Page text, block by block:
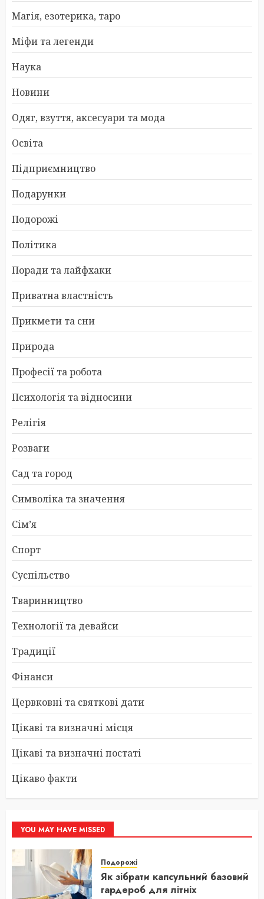
Магія, езотерика, таро
Міфи та легенди
Наука
Новини
Одяг, взуття, аксесуари та мода
Освіта
Підприємництво
Подарунки
Подорожі
Політика
Поради та лайфхаки
Приватна властність
Прикмети та сни
Природа
Професії та робота
Психологія та відносини
Релігія
Розваги
Сад та город
Символіка та значення
Сім’я
Спорт
Суспільство
Тваринництво
Технології та девайси
Традиції
Фінанси
Цервковні та святкові дати
Цікаві та визначні місця
Цікаві та визначні постаті
Цікаво факти
YOU MAY HAVE MISSED
Подорожі
Як зібрати капсульний базовий
гардероб для літніх